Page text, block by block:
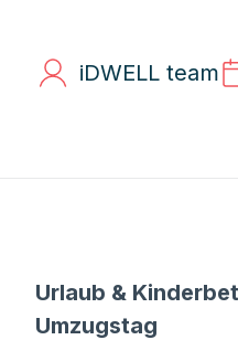
iDWELL team
Urlaub &
Umzugstag